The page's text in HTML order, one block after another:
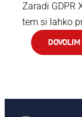
Zaradi GDPR
tem si lahko